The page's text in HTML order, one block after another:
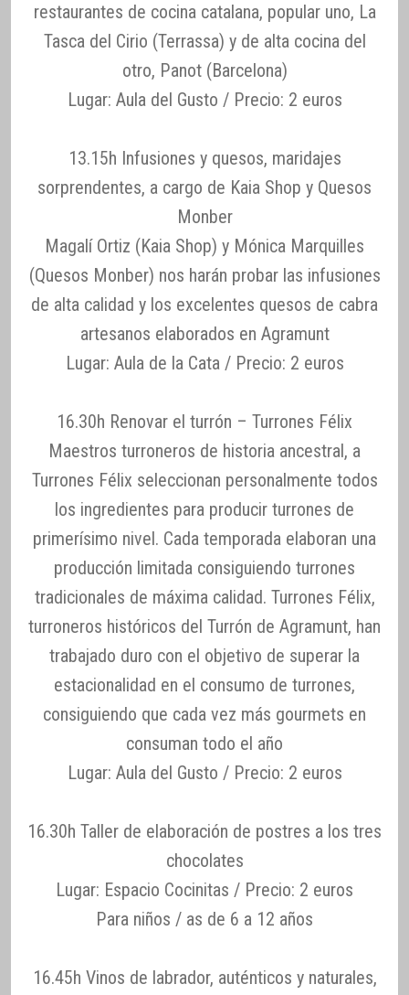
restaurantes de cocina catalana, popular uno, La
Tasca del Cirio (Terrassa) y de alta cocina del
otro, Panot (Barcelona)
Lugar: Aula del Gusto / Precio: 2 euros
13.15h Infusiones y quesos, maridajes
sorprendentes, a cargo de Kaia Shop y Quesos
Monber
Magalí Ortiz (Kaia Shop) y Mónica Marquilles
(Quesos Monber) nos harán probar las infusiones
de alta calidad y los excelentes quesos de cabra
artesanos elaborados en Agramunt
Lugar: Aula de la Cata / Precio: 2 euros
16.30h Renovar el turrón – Turrones Félix
Maestros turroneros de historia ancestral, a
Turrones Félix seleccionan personalmente todos
los ingredientes para producir turrones de
primerísimo nivel. Cada temporada elaboran una
producción limitada consiguiendo turrones
tradicionales de máxima calidad. Turrones Félix,
turroneros históricos del Turrón de Agramunt, han
trabajado duro con el objetivo de superar la
estacionalidad en el consumo de turrones,
consiguiendo que cada vez más gourmets en
consuman todo el año
Lugar: Aula del Gusto / Precio: 2 euros
16.30h Taller de elaboración de postres a los tres
chocolates
Lugar: Espacio Cocinitas / Precio: 2 euros
Para niños / as de 6 a 12 años
16.45h Vinos de labrador, auténticos y naturales,